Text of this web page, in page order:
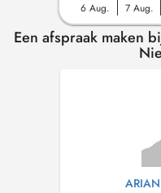
6 Aug. 7 Aug.
Een afspraak maken